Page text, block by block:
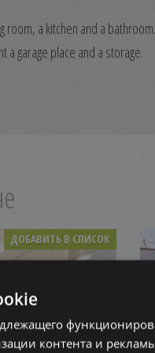
room, a kitchen and a
garage place and a storage.
ДОБАВИТЬ В СПИСОК
контента и